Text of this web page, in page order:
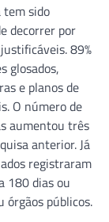
tem sido
decorrer por
89%
glosados,
e planos de
O número de
aumentou três
anterior. Já
registraram
180 dias ou
órgãos públicos.